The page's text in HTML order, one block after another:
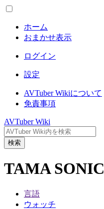
ホーム
おまかせ表示
ログイン
設定
AVTuber Wikiについて
免責事項
AVTuber Wiki
検索
TAMA SONIC
言語
ウォッチ